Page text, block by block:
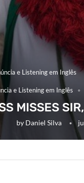
e Listening em Inglês
e Listening em Inglês
MISSES
by Daniel Silva